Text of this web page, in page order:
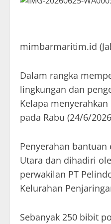
mimbarmaritim.id
Dalam rangka
lingkungan dan
Kelapa
pada Rabu (24/6/
Penyerahan
Utara dan dihadiri
perwakilan PT
Kelurahan
Sebanyak 250 bibit